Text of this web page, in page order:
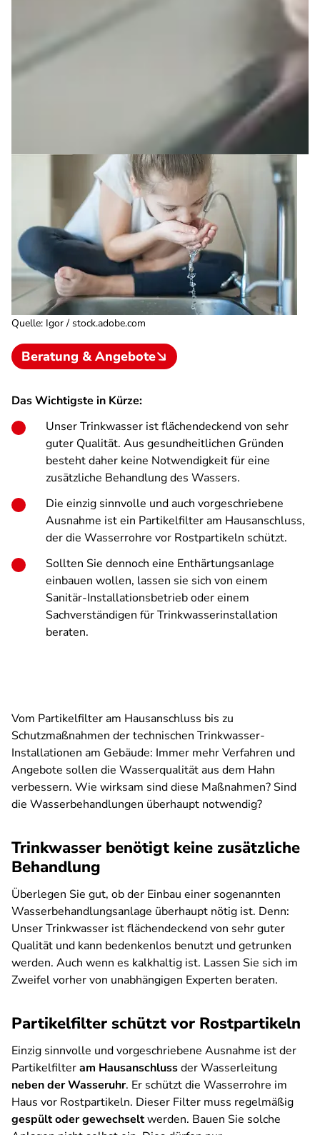
Quelle: Igor / stock.adobe.com
Beratung & Angebote
Das Wichtigste in Kürze:
Unser Trinkwasser ist flächendeckend von sehr
guter Qualität. Aus gesundheitlichen Gründen
besteht daher keine Notwendigkeit für eine
zusätzliche Behandlung des Wassers.
Die einzig sinnvolle und auch vorgeschriebene
Ausnahme ist ein Partikelfilter am Hausanschluss,
der die Wasserrohre vor Rostpartikeln schützt.
Sollten Sie dennoch eine Enthärtungsanlage
einbauen wollen, lassen sie sich von einem
Sanitär-Installationsbetrieb oder einem
Sachverständigen für Trinkwasserinstallation
beraten.
Vom Partikelfilter am Hausanschluss bis zu
Schutzmaßnahmen der technischen Trinkwasser-
Installationen am Gebäude: Immer mehr Verfahren und
Angebote sollen die Wasserqualität aus dem Hahn
verbessern. Wie wirksam sind diese Maßnahmen? Sind
die Wasserbehandlungen überhaupt notwendig?
Trinkwasser benötigt keine zusätzliche
Behandlung
Überlegen Sie gut, ob der Einbau einer sogenannten
Wasserbehandlungsanlage überhaupt nötig ist. Denn:
Unser Trinkwasser ist flächendeckend von sehr guter
Qualität und kann bedenkenlos benutzt und getrunken
werden. Auch wenn es kalkhaltig ist. Lassen Sie sich im
Zweifel vorher von unabhängigen Experten beraten.
Partikelfilter schützt vor Rostpartikeln
Einzig sinnvolle und vorgeschriebene Ausnahme ist der
Partikelfilteram Hausanschlussder Wasserleitung
neben der Wasseruhr. Er schützt die Wasserrohre im
Haus vor Rostpartikeln. Dieser Filter muss regelmäßig
gespült oder gewechseltwerden. Bauen Sie solche